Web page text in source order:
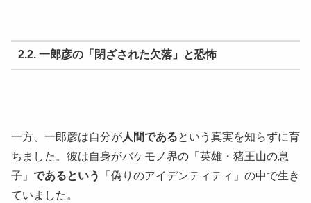
2.2. 一郎彦の「閉ざされた欠落」と恐怖
一方、一郎彦は自分が人間であるという真実を知らずに育
ちました。彼は自身がバケモノ界の「英雄・猪王山の息
子」 であるという
「偽りのアイデンティティ」の中で生き
ていました。